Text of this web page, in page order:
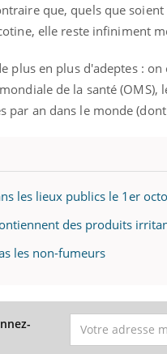
que, quels que
elle reste infiniment
plus en plus d'adeptes :
de la santé
par an dans le monde
les lieux publics le 1er
des produits
les non-fumeurs